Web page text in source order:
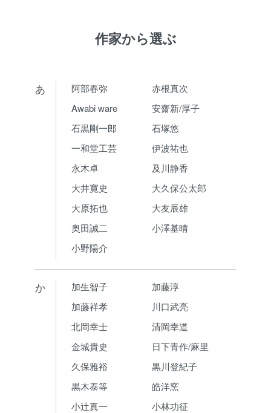
作家から選ぶ
あ 阿部春弥
赤根真次
Awabi ware
安齋新/厚子
石黒剛一郎
石塚悠
一和堂工芸
伊波祐也
永木卓
及川静香
大井寛史
大久保公太郎
大原拓也
大友辰雄
奥田誠二
小澤基晴
小野陽介
か 加生智子
加藤淳
加藤祥孝
川口武亮
北岡幸士
清岡幸道
金城貴史
日下青作/麻里
久保雅裕
黒川登紀子
黒木泰等
皓洋窯
小辻真一
小林功征